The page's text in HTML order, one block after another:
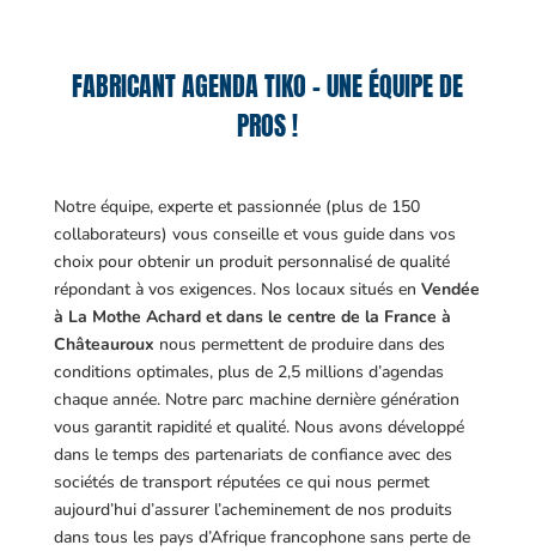
FABRICANT AGENDA TIKO – UNE ÉQUIPE DE
PROS !
Notre équipe, experte et passionnée (plus de 150
collaborateurs) vous conseille et vous guide dans vos
choix pour obtenir un produit personnalisé de qualité
répondant à vos exigences. Nos locaux situés en Vendée
à La Mothe Achard et dans le centre de la France à
Châteauroux nous permettent de produire dans des
conditions optimales, plus de 2,5 millions d’agendas
chaque année. Notre parc machine dernière génération
vous garantit rapidité et qualité. Nous avons développé
dans le temps des partenariats de confiance avec des
sociétés de transport réputées ce qui nous permet
aujourd’hui d’assurer l’acheminement de nos produits
dans tous les pays d’Afrique francophone sans perte de